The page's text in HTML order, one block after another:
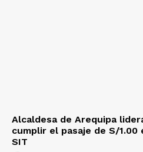
Nosotros
Contacto
Alcaldesa de Arequipa
cumplir el pasaje de S/1.00
SIT